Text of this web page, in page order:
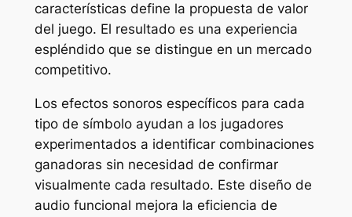
características define la propuesta de valor
del juego. El resultado es una experiencia
espléndido que se distingue en un mercado
competitivo.
Los efectos sonoros específicos para cada
tipo de símbolo ayudan a los jugadores
experimentados a identificar combinaciones
ganadoras sin necesidad de confirmar
visualmente cada resultado. Este diseño de
audio funcional mejora la eficiencia de